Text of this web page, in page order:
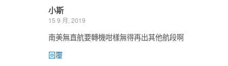
小斯
15 9 月, 2019
南美無直航要轉機咁樣無得再出其他航段啊
回覆